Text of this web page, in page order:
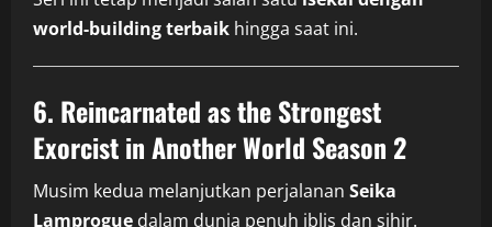
world-building terbaik hingga saat ini.
6. Reincarnated as the Strongest
Exorcist in Another World Season 2
Musim kedua melanjutkan perjalanan Seika
Lamprogue dalam dunia penuh iblis dan sihir.